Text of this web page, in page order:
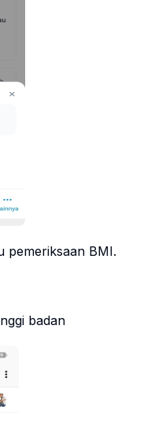
pemeriksaan BMI.
badan